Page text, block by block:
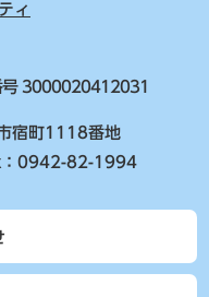
ィ
号 3000020412031
宿町1118番地
0942-82-1994